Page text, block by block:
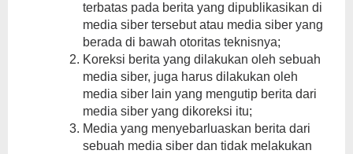
terbatas pada berita yang dipublikasikan di
media siber tersebut atau media siber yang
berada di bawah otoritas teknisnya;
Koreksi berita yang dilakukan oleh sebuah
media siber, juga harus dilakukan oleh
media siber lain yang mengutip berita dari
media siber yang dikoreksi itu;
Media yang menyebarluaskan berita dari
sebuah media siber dan tidak melakukan